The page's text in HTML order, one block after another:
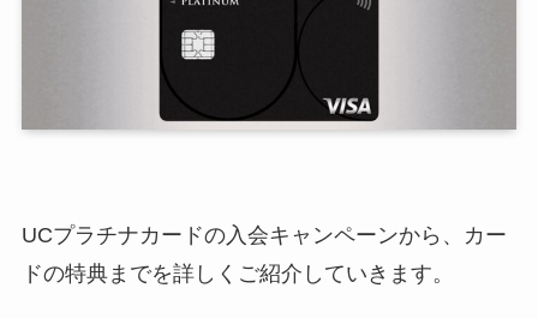
UCプラチナカードの入会キャンペーンから、カー
ドの特典までを詳しくご紹介していきます。